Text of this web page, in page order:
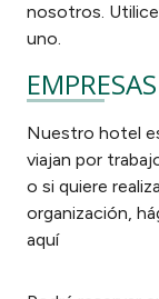
nosotros.
uno.
EMPRESAS
Nuestro hotel
viajan por
o si quiere
organización,
aquí